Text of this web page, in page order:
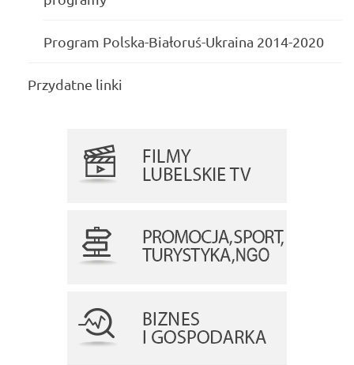
Program Polska-Białoruś-Ukraina 2014-2020
Przydatne linki